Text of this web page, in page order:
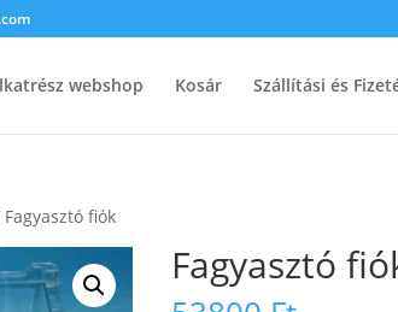
webshop Kosár Szállítási és
Fagyasztó fiók
Fagyasztó